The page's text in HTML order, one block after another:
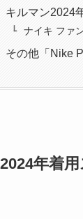
キルマン2024
ナイキ ファ
その他「Nike
年着